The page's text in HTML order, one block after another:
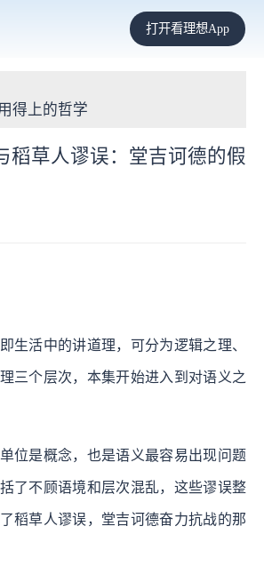
打开看理想App
得上的哲学
稻草人谬误：堂吉诃德的假
生活中的讲道理，可分为逻辑之理、
三个层次，本集开始进入到对语义之
位是概念，也是语义最容易出现问题
了不顾语境和层次混乱，这些谬误整
稻草人谬误，堂吉诃德奋力抗战的那